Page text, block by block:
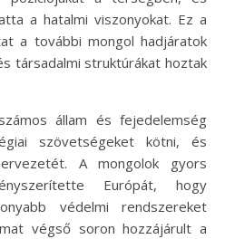
a hatalmi viszonyokat. Ez a
a további mongol hadjáratok
társadalmi struktúrákat hoztak
állam és fejedelemség
szövetségeket kötni, és
A mongolok gyors
Európát, hogy
védelmi rendszereket
végső soron hozzájárult a